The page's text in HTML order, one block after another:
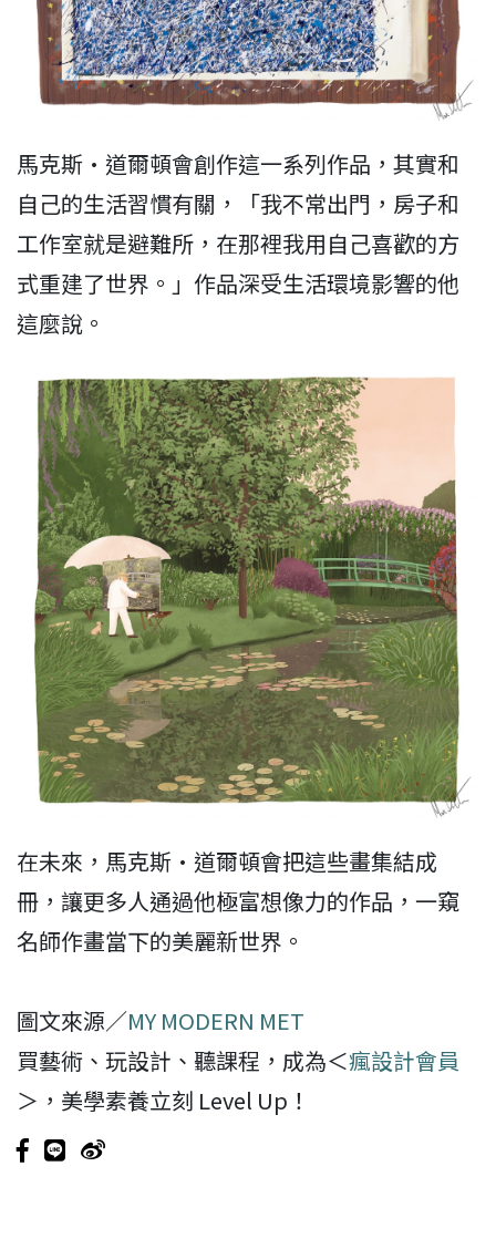
馬克斯·道爾頓會創作這一系列作品，其實和
自己的生活習慣有關，「我不常出門，房子和
工作室就是避難所，在那裡我用自己喜歡的方
式重建了世界。」作品深受生活環境影響的他
這麼說。
在未來，馬克斯·道爾頓會把這些畫集結成
冊，讓更多人通過他極富想像力的作品，一窺
名師作畫當下的美麗新世界。
圖文來源／MY MODERN MET
買藝術、玩設計、聽課程，成為＜瘋設計會員
＞，美學素養立刻 Level Up！